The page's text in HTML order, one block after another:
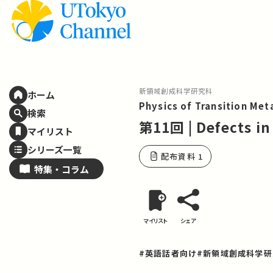
ホーム
検索
マイリスト
シリーズ一覧
特集・ コラム
新領域創成科学研究科
Physics of Transition
第11回 | Defects
配布資料 1
マイリスト シェア
#英語話者向け#新領域創成科学